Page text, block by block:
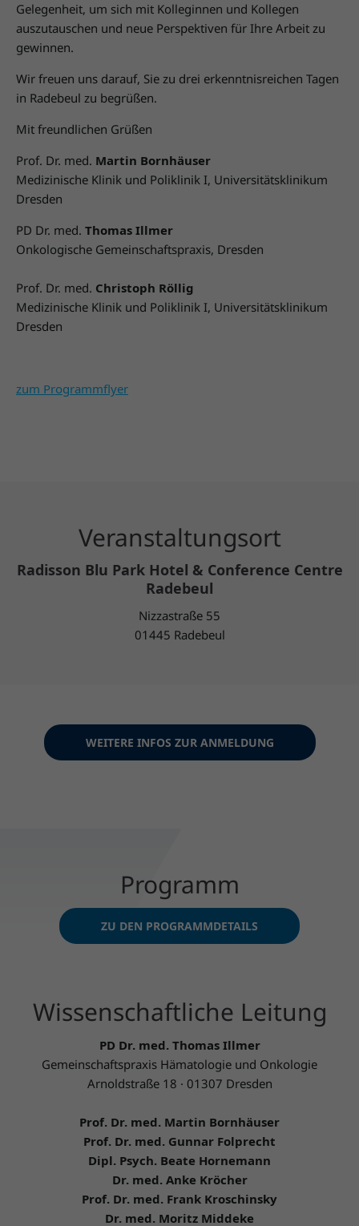
Gelegenheit, um sich mit Kolleginnen und Kollegen
auszutauschen und neue Perspektiven für Ihre Arbeit zu
gewinnen.
Wir freuen uns darauf, Sie zu drei erkenntnisreichen Tagen
in Radebeul zu begrüßen.
Mit freundlichen Grüßen
Prof. Dr. med. Martin Bornhäuser
Medizinische Klinik und Poliklinik I, Universitätsklinikum
Dresden
PD Dr. med. Thomas Illmer
Onkologische Gemeinschaftspraxis, Dresden
Prof. Dr. med. Christoph Röllig
Medizinische Klinik und Poliklinik I, Universitätsklinikum
Dresden
zum Programmflyer
Veranstaltungsort
Radisson Blu Park Hotel & Conference Centre
Radebeul
Nizzastraße 55
01445 Radebeul
WEITERE INFOS ZUR ANMELDUNG
Programm
ZU DEN PROGRAMMDETAILS
Wissenschaftliche Leitung
PD Dr. med. Thomas Illmer
Gemeinschaftspraxis Hämatologie und Onkologie
Arnoldstraße 18 · 01307 Dresden
Prof. Dr. med. Martin Bornhäuser
Prof. Dr. med. Gunnar Folprecht
Dipl. Psych. Beate Hornemann
Dr. med. Anke Kröcher
Prof. Dr. med. Frank Kroschinsky
Dr. med. Moritz Middeke